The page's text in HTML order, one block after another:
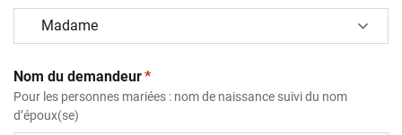
Nom du demandeur(obligatoire)
*
Pour les personnes mariées : nom de naissance suivi du nom
d’époux(se)